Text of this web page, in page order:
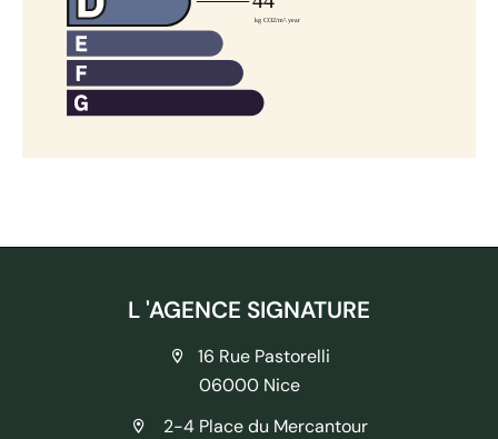
L 'AGENCE SIGNATURE
16 Rue Pastorelli
06000 Nice
2-4 Place du Mercantour